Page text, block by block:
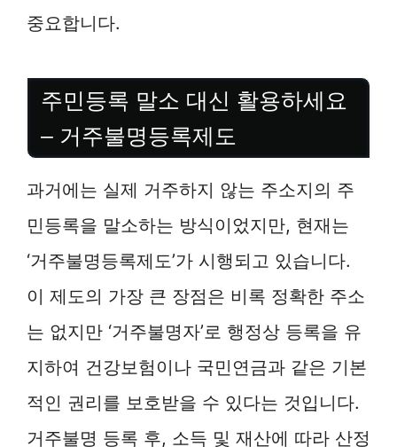
중요합니다.
주민등록 말소 대신 활용하세요
– 거주불명등록제도
과거에는 실제 거주하지 않는 주소지의 주
민등록을 말소하는 방식이었지만, 현재는
‘거주불명등록제도’가 시행되고 있습니다.
이 제도의 가장 큰 장점은 비록 정확한 주소
는 없지만 ‘거주불명자’로 행정상 등록을 유
지하여 건강보험이나 국민연금과 같은 기본
적인 권리를 보호받을 수 있다는 것입니다.
거주불명 등록 후, 소득 및 재산에 따라 산정